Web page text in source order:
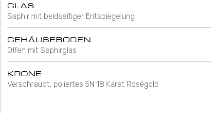
GLAS
Saphir mit beidseitiger Entspiegelung
GEHÄUSEBODEN
Offen mit Saphirglas
KRONE
Verschraubt, poliertes 5N 18 Karat Roségold